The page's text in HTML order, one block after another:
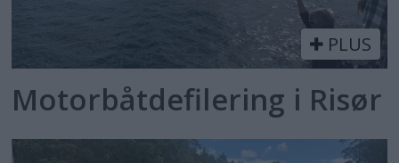
PLUS
Motorbåtdefilering i Risør